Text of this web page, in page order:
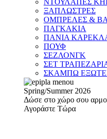
ΞΑΠΛΩΣΤΡΕΣ
ΟΜΠΡΕΛΕΣ &
ΠΑΓΚΑΚΙΑ
ΠΑΝΙΑ
ΠΟΥΦ
ΣΕΖΛΟΝΓΚ
ΣΕΤ
ΣΚΑΜΠΩ
Spring/Summer 2026
Δώσε στο χώρο σου
Αγοράστε Τώρα